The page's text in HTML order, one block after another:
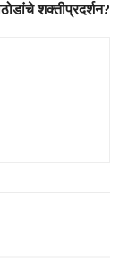
शक्तीप्रदर्शन?